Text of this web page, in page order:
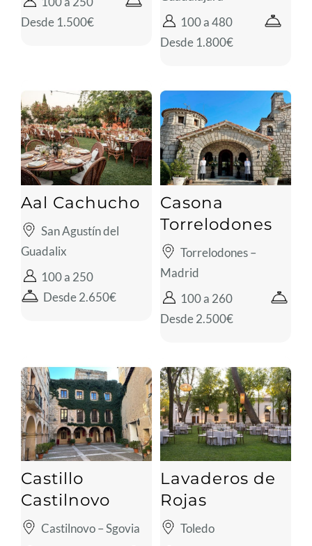
Desde 1.500€
100 a 480
Desde 1.800€
Aal Cachucho
San Agustín del
Guadalix
100 a 250
Desde 2.650€
Casona
Torrelodones
Torrelodones –
Madrid
100 a 260
Desde 2.500€
Castillo
Castilnovo
Castilnovo – Sgovia
Lavaderos de
Rojas
Toledo